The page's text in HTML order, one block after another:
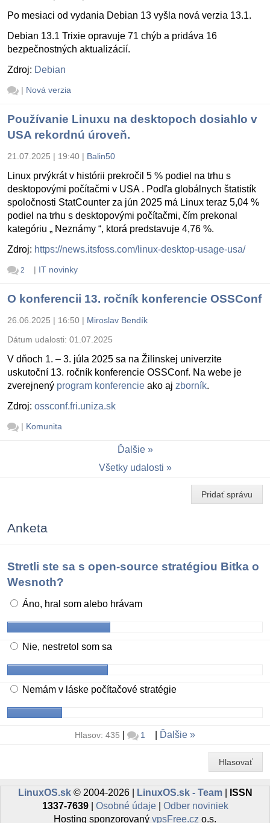
Po mesiaci od vydania Debian 13 vyšla nová verzia 13.1.
Debian 13.1 Trixie opravuje 71 chýb a pridáva 16
bezpečnostných aktualizácií.
Zdroj: Debian
| Nová verzia
Používanie Linuxu na desktopoch dosiahlo v
USA rekordnú úroveň.
21.07.2025 | 19:40 | Balin50
Linux prvýkrát v histórii prekročil 5 % podiel na trhu s
desktopovými počítačmi v USA . Podľa globálnych štatistík
spoločnosti StatCounter za jún 2025 má Linux teraz 5,04 %
podiel na trhu s desktopovými počítačmi, čím prekonal
kategóriu „ Neznámy “, ktorá predstavuje 4,76 %.
Zdroj: https://news.itsfoss.com/linux-desktop-usage-usa/
2 | IT novinky
O konferencii 13. ročník konferencie OSSConf
26.06.2025 | 16:50 | Miroslav Bendík
Dátum udalosti: 01.07.2025
V dňoch 1. – 3. júla 2025 sa na Žilinskej univerzite
uskutoční 13. ročník konferencie OSSConf. Na webe je
zverejnený program konferencie ako aj zborník.
Zdroj: ossconf.fri.uniza.sk
| Komunita
Ďalšie
Všetky udalosti
Pridať správu
Anketa
Stretli ste sa s open-source stratégiou Bitka o
Wesnoth?
Áno, hral som alebo hrávam
Nie, nestretol som sa
Nemám v láske počítačové stratégie
Hlasov: 435 1 Ďalšie
Hlasovať
LinuxOS.sk© 2004-2026 | LinuxOS.sk - Team|
ISSN
1337-7639| Osobné údaje| Odber noviniek
Hosting sponzorovaný vpsFree.cz o.s.